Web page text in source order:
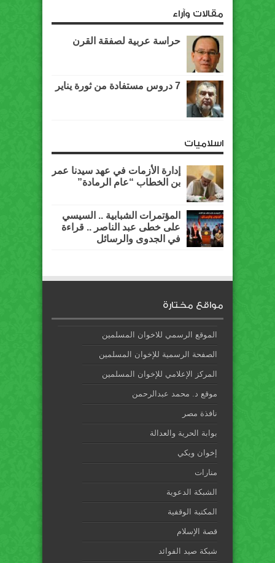
مقالات وآراء
حراسة عربية لصفقة القرن
7 دروس مستفادة من ثورة يناير
اسلاميات
إدارة الأزمات في عهد سيدنا عمر
بن الخطاب “عام الرمادة”
المؤتمرات الشبابية .. السيسي
على خطى عبد الناصر .. قراءة
في الجدوى والرسائل
مواقع مختارة
الموقع الرسمي للاخوان المسلمين
الصفحة الرسمية للإخوان المسلمين
المركز الإعلامي للإخوان المسلمين
موقع د. محمد عبدالرحمن
نافذة مصر
بوابة الحرية والعدالة
إخوان ويكي
منارات
الشبكة الدعوية
المكتبة الوقفية
قصة الإسلام
شبكة صيد الفوائد